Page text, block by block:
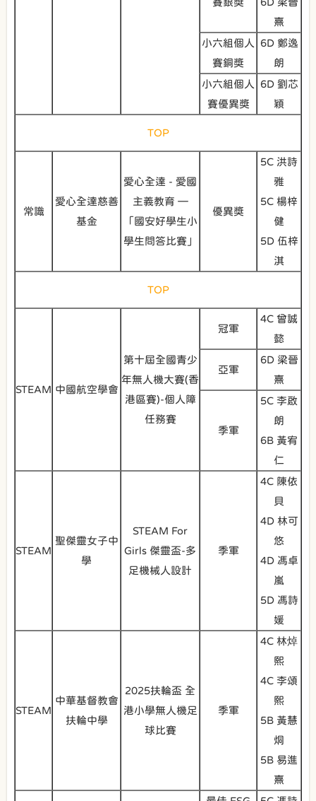
熹
小六組個人
賽銅獎
6D 鄭逸
朗
小六組個人
賽優異獎
6D 劉芯
穎
TOP
常識
愛心全達慈善
基金
愛心全達 - 愛國
主義教育 —
「國安好學生小
學生問答比賽」
優異獎
5C 洪詩
雅
5C 楊梓
健
5D 伍梓
淇
TOP
STEAM 中國航空學會
第十屆全國青少
年無人機大賽(香
港區賽)-個人障
任務賽
冠軍
4C 曾誠
懿
亞軍
6D 梁晉
熹
季軍
5C 李啟
朗
6B 黃宥
仁
STEAM
聖傑靈女子中
學
STEAM For
Girls 傑靈盃-多
足機械人設計
季軍
4C 陳依
貝
4D 林可
悠
4D 馮卓
嵐
5D 馮詩
媛
STEAM
中華基督教會
扶輪中學
2025扶輪盃 全
港小學無人機足
球比賽
季軍
4C 林焯
熙
4C 李頌
熙
5B 黃慧
烔
5B 易進
熹